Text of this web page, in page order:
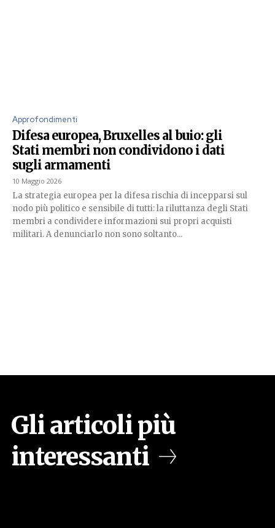
Approfondimenti
Difesa europea, Bruxelles al buio: gli
Stati membri non condividono i dati
sugli armamenti
10 Maggio 2026
La strategia europea per la difesa rischia di incepparsi sul
nodo più politico e sensibile di tutti: la riluttanza degli Stati
membri a condividere informazioni sui propri acquisti
militari. A denunciarlo non sono soltanto...
Gli articoli più
interessanti